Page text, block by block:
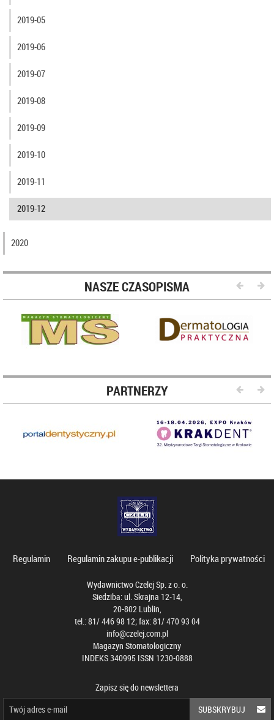
2019-05
2019-06
2019-07
2019-08
2019-09
2019-10
2019-11
2019-12
2020
NASZE CZASOPISMA
PARTNERZY
Regulamin Regulamin zakupu e-publikacji Polityka prywatności
Wydawnictwo Czelej Sp. z o. o.
Siedziba: ul. Skrajna 12-14,
20-802 Lublin,
tel.: 81/ 446 98 12; fax: 81/ 470 93 04
info@czelej.com.pl
Magazyn Stomatologiczny
INDEKS 340995 ISSN 1230-0888
Zapisz się do newslettera
SUBSKRYBUJ